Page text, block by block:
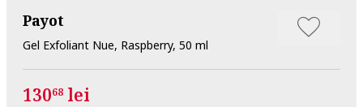
Payot
Gel Exfoliant Nue, Raspberry, 50 ml
13068 lei